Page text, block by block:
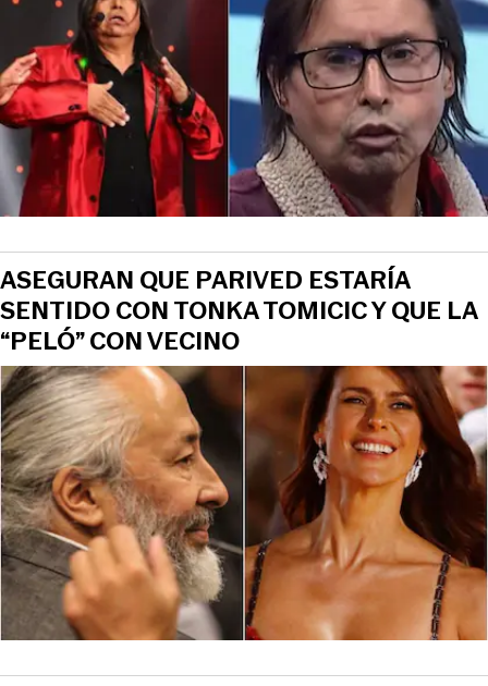
ASEGURAN QUE PARIVED ESTARÍA
SENTIDO CON TONKA TOMICIC Y QUE LA
“PELÓ” CON VECINO